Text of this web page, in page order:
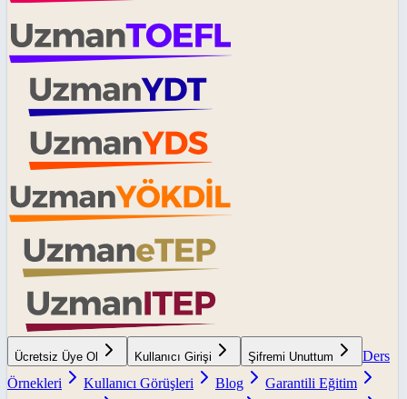
Ücretsiz Üye Ol Kullanıcı Girişi Şifremi Unuttum
Ders
Örnekleri
Kullanıcı Görüşleri Blog
Garantili Eğitim